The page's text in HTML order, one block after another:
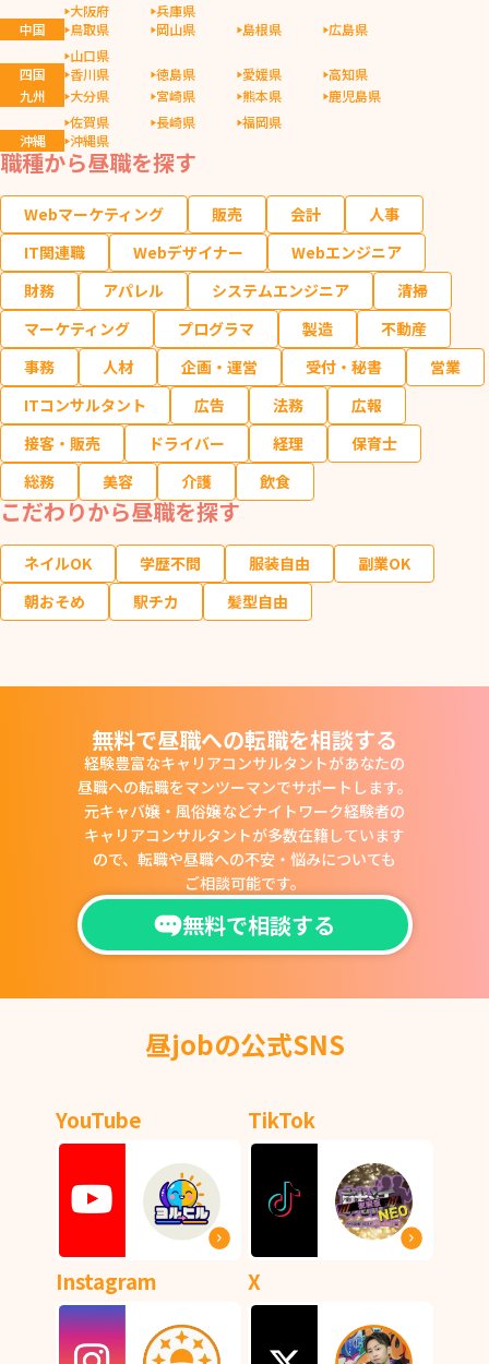
大阪府
兵庫県
中国
鳥取県 岡山県 島根県
広島県
山口県
四国
香川県 徳島県 愛媛県
高知県
九州
大分県 宮崎県 熊本県
鹿児島県
佐賀県
長崎県
福岡県
沖縄
沖縄県
職種から昼職を探す
Webマーケティング 販売 会計
人事
IT関連職
Webデザイナー
Webエンジニア
財務
アパレル システムエンジニア
清掃
マーケティング
プログラマ 製造
不動産
事務
人材 企画・運営 受付・秘書
営業
ITコンサルタント
広告 法務
広報
接客・販売
ドライバー 経理
保育士
総務
美容 介護 飲食
こだわりから昼職を探す
ネイルOK 学歴不問 服装自由
副業OK
朝おそめ
駅チカ 髪型自由
無料で昼職への転職を相談する
経験豊富なキャリアコンサルタントがあなたの
昼職への転職をマンツーマンでサポートします。
元キャバ嬢・風俗嬢などナイトワーク経験者の
キャリアコンサルタントが多数在籍しています
ので、 転職や昼職への不安・悩みについても
ご相談可能です。
無料で相談する
昼jobの公式SNS
YouTube TikTok
Instagram X